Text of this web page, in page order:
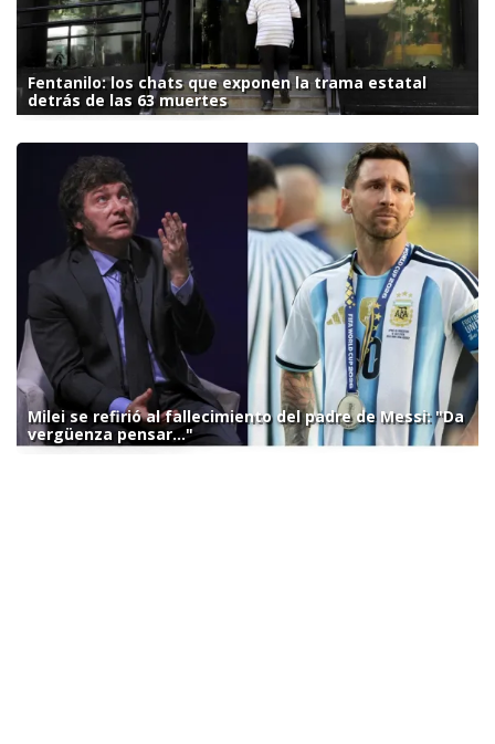
Fentanilo: los chats que exponen la trama estatal
detrás de las 63 muertes
Milei se refirió al fallecimiento del padre de Messi: "Da
vergüenza pensar..."